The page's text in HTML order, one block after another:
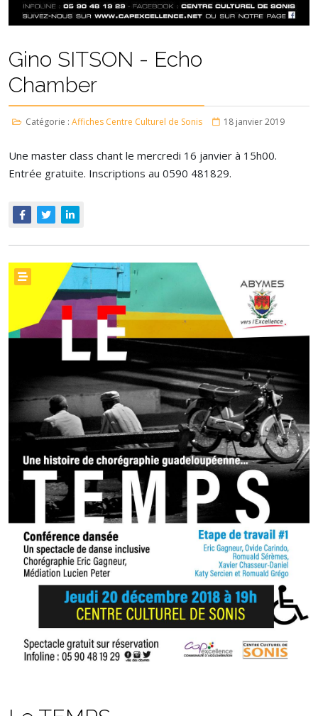
Gino SITSON - Echo
Chamber
Catégorie : Affiches Centre Culturel de Sonis 18 janvier 2019
Une master class chant le mercredi 16 janvier à 15h00.
Entrée gratuite. Inscriptions au 0590 481829.